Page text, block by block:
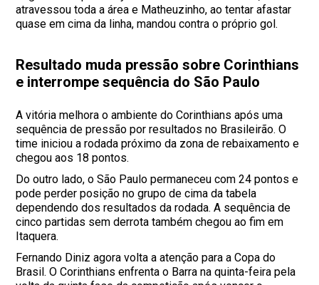
atravessou toda a área e Matheuzinho, ao tentar afastar
quase em cima da linha, mandou contra o próprio gol.
Resultado muda pressão sobre Corinthians
e interrompe sequência do São Paulo
A vitória melhora o ambiente do Corinthians após uma
sequência de pressão por resultados no Brasileirão. O
time iniciou a rodada próximo da zona de rebaixamento e
chegou aos 18 pontos.
Do outro lado, o São Paulo permaneceu com 24 pontos e
pode perder posição no grupo de cima da tabela
dependendo dos resultados da rodada. A sequência de
cinco partidas sem derrota também chegou ao fim em
Itaquera.
Fernando Diniz agora volta a atenção para a Copa do
Brasil. O Corinthians enfrenta o Barra na quinta-feira pela